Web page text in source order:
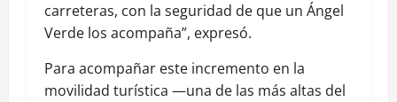
carreteras, con la seguridad de que un Ángel
Verde los acompaña”, expresó.
Para acompañar este incremento en la
movilidad turística —una de las más altas del